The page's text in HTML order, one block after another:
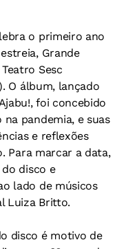
o primeiro ano
Grande
Sesc
O álbum, lançado
foi concebido
pandemia, e suas
e reflexões
Para marcar a data,
disco e
lado de músicos
Luiza Britto.
disco é motivo de